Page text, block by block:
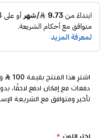
اشترِ هذا المنتج بقيمة 100
دفعات مع إمكان ادفع لاحقًا،
تأخير ومتوافق مع الشريعة
اختر اللون *